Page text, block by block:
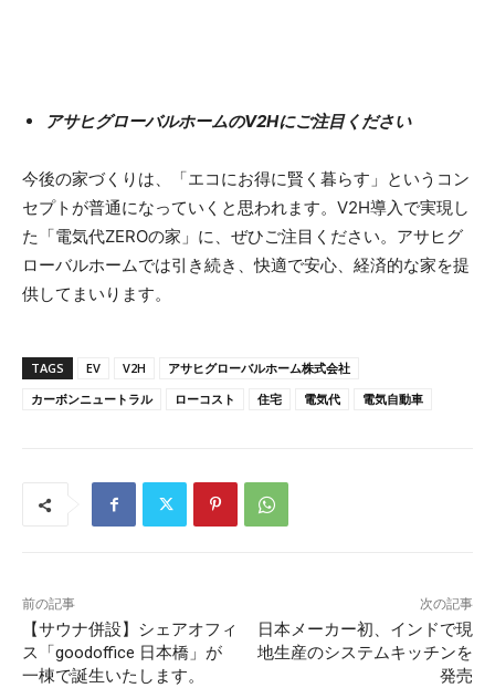
アサヒグローバルホームのV2Hにご注目ください
今後の家づくりは、「エコにお得に賢く暮らす」というコン
セプトが普通になっていくと思われます。V2H導入で実現し
た「電気代ZEROの家」に、ぜひご注目ください。アサヒグ
ローバルホームでは引き続き、快適で安心、経済的な家を提
供してまいります。
TAGS EV V2H
アサヒグローバルホーム株式会社
カーボンニュートラル
ローコスト 住宅 電気代 電気自動車
前の記事
【サウナ併設】シェアオフィ
ス「goodoffice 日本橋」が
一棟で誕生いたします。
次の記事
日本メーカー初、インドで現
地生産のシステムキッチンを
発売